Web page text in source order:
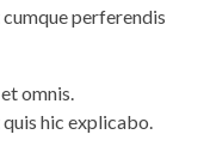
perferendis
omnis.
hic explicabo.